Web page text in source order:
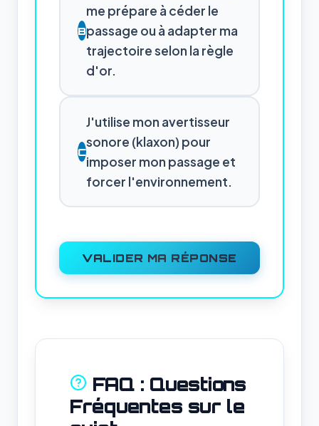
B
me prépare à céder le
passage ou à adapter ma
trajectoire selon la règle
d'or.
C
J'utilise mon avertisseur
sonore (klaxon) pour
imposer mon passage et
forcer l'environnement.
VALIDER MA RÉPONSE
FAQ : Questions
Fréquentes sur le